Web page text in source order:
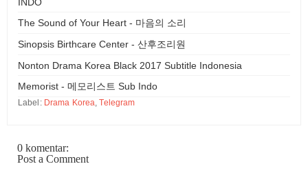
The Sound of Your Heart - 마음의 소리
Sinopsis Birthcare Center - 산후조리원
Nonton Drama Korea Black 2017 Subtitle Indonesia
Memorist - 메모리스트 Sub Indo
Label: Drama Korea ,Telegram
0 komentar:
Post a Comment